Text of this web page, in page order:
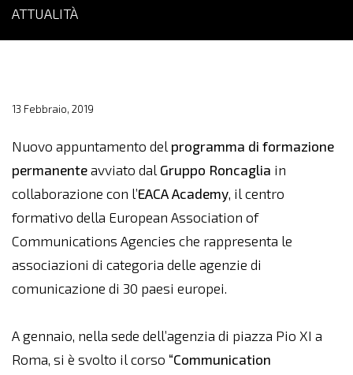
ATTUALITÀ
13 Febbraio, 2019
Nuovo appuntamento del programma di formazione
permanenteavviato dal Gruppo Roncaglia in
collaborazione con l’EACA Academy, il centro
formativo della European Association of
Communications Agencies che rappresenta le
associazioni di categoria delle agenzie di
comunicazione di 30 paesi europei.
A gennaio, nella sede dell’agenzia di piazza Pio XI a
Roma, si è svolto il corso “Communication